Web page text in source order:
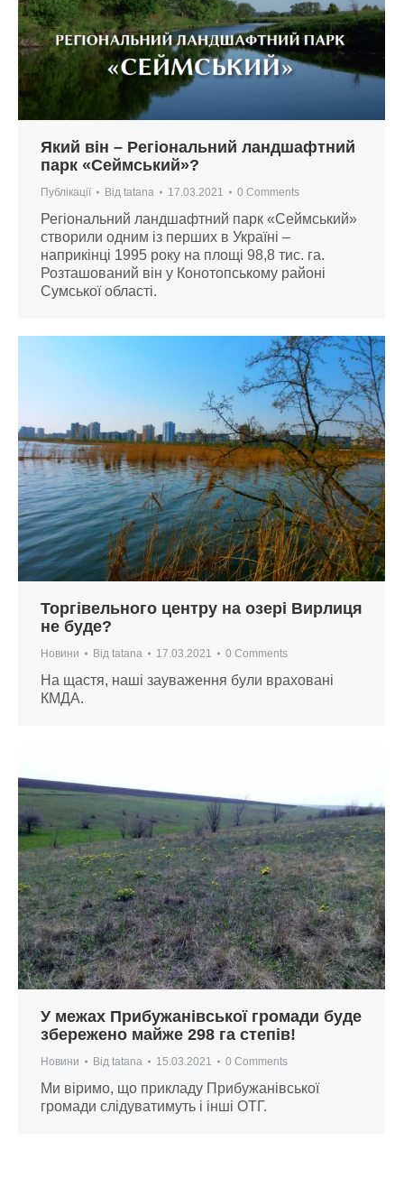
Який він – Регіональний ландшафтний
парк «Сеймський»?
Публікації Від tatana 17.03.2021 0 Comments
Регіональний ландшафтний парк «Сеймський»
створили одним із перших в Україні –
наприкінці 1995 року на площі 98,8 тис. га.
Розташований він у Конотопському районі
Сумської області.
Торгівельного центру на озері Вирлиця
не буде?
Новини Від tatana 17.03.2021 0 Comments
На щастя, наші зауваження були враховані
КМДА.
У межах Прибужанівської громади буде
збережено майже 298 га степів!
Новини Від tatana 15.03.2021 0 Comments
Ми віримо, що прикладу Прибужанівської
громади слідуватимуть і інші ОТГ.